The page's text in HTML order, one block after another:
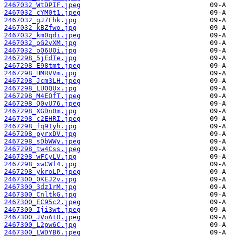
2467032_WtDPIF.jpeg
2467032_cYM0t1.jpeg
2467032_gJ7Fhk.jpg
2467032_kBZfwo.jpg
2467032_km0qdi.jpeg
2467032_oG2vXM.jpg
2467032_oO6UOi.jpg
2467298_5jEdTe.jpg
2467298_E98tmt.jpeg
2467298_HMRVVm.jpg
2467298_Jcm3LH.jpeg
2467298_LUOQUx.jpg
2467298_M4EQfT.jpeg
2467298_Q0vU76.jpeg
2467298_XGDn0m.jpg
2467298_c2EHRI.jpeg
2467298_fq9Iyh.jpg
2467298_pyrxDV.jpg
2467298_sDbWWy.jpeg
2467298_tw4Css.jpeg
2467298_wFCyLV.jpg
2467298_xwCWf4.jpg
2467298_ykroLP.jpeg
2467300_0KEJ2v.jpg
2467300_3dz1rM.jpg
2467300_CnltkG.jpg
2467300_EC95c2.jpeg
2467300_Iji3wt.jpeg
2467300_JVoAtO.jpeg
2467300_L2pw6C.jpg
2467300_LWDYB6.jpeg